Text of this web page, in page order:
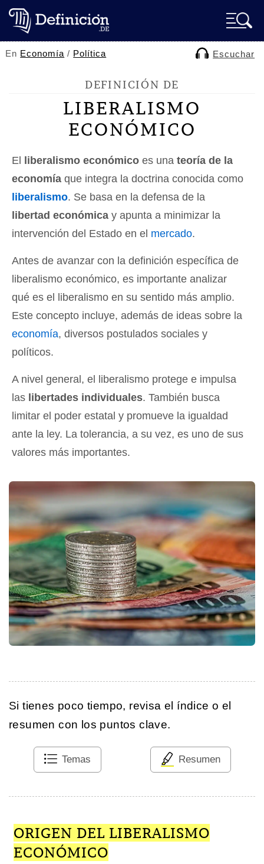
En Economía / Política Escuchar
DEFINICIÓN DE
LIBERALISMO
ECONÓMICO
El liberalismo económico es una teoría de la
economía que integra la doctrina conocida como
liberalismo. Se basa en la defensa de la
libertad económica y apunta a minimizar la
intervención del Estado en el mercado.
Antes de avanzar con la definición específica de
liberalismo económico, es importante analizar
qué es el liberalismo en su sentido más amplio.
Este concepto incluye, además de ideas sobre la
economía, diversos postulados sociales y
políticos.
A nivel general, el liberalismo protege e impulsa
las libertades individuales. También busca
limitar el poder estatal y promueve la igualdad
ante la ley. La tolerancia, a su vez, es uno de sus
valores más importantes.
Si tienes poco tiempo, revisa el índice o el
resumen con los puntos clave.
Temas Resumen
ORIGEN DEL LIBERALISMO
ECONÓMICO